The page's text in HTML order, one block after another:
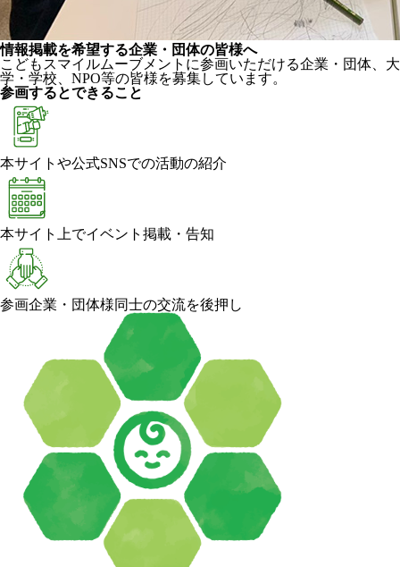
情報掲載を希望する企業・団体の皆様へ
こどもスマイルムーブメントに参画いただける企業・団体、大
学・学校、NPO等の皆様を募集しています。
参画するとできること
本サイトや公式SNSでの活動の紹介
本サイト上でイベント掲載・告知
参画企業・団体様同士の交流を後押し